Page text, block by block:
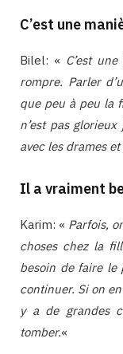
C’est une
Bilel: « C’est
rompre. Parler
que peu à peu la
n’est pas
avec les drames
Il a vraiment
Karim: « Parfois,
choses chez la
besoin de faire le
continuer. Si on
y a de grandes
tomber.«